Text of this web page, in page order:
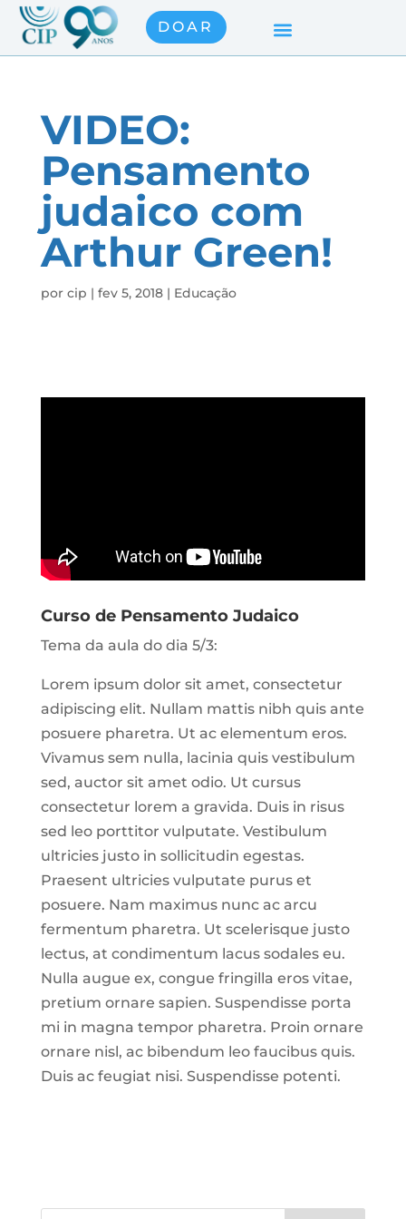
DOAR
VIDEO:
Pensamento
judaico com
Arthur Green!
por cip | fev 5, 2018| Educação
Curso de Pensamento Judaico
Tema da aula do dia 5/3:
Lorem ipsum dolor sit amet, consectetur
adipiscing elit. Nullam mattis nibh quis ante
posuere pharetra. Ut ac elementum eros.
Vivamus sem nulla, lacinia quis vestibulum
sed, auctor sit amet odio. Ut cursus
consectetur lorem a gravida. Duis in risus
sed leo porttitor vulputate. Vestibulum
ultricies justo in sollicitudin egestas.
Praesent ultricies vulputate purus et
posuere. Nam maximus nunc ac arcu
fermentum pharetra. Ut scelerisque justo
lectus, at condimentum lacus sodales eu.
Nulla augue ex, congue fringilla eros vitae,
pretium ornare sapien. Suspendisse porta
mi in magna tempor pharetra. Proin ornare
ornare nisl, ac bibendum leo faucibus quis.
Duis ac feugiat nisi. Suspendisse potenti.